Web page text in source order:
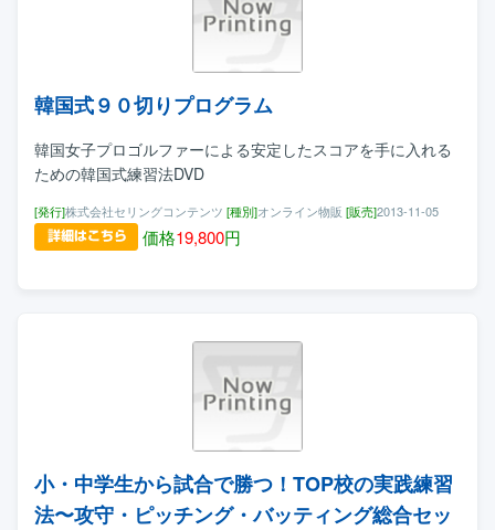
韓国式９０切りプログラム
韓国女子プロゴルファーによる安定したスコアを手に入れる
ための韓国式練習法DVD
[発行]株式会社セリングコンテンツ [種別]オンライン物販 [販売]2013-11-05
価格19,800円
小・中学生から試合で勝つ！TOP校の実践練習
法〜攻守・ピッチング・バッティング総合セッ